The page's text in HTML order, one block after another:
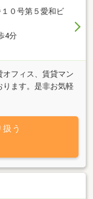
０号第５愛和ビ
4分
フィス、賃貸マン
ります。是非お気軽
メール・ＦＡＸで
う